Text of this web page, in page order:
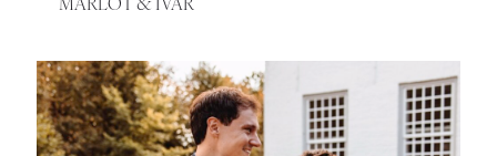
MARLOT & IVAR